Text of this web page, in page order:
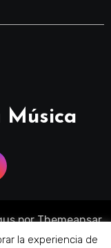
Música
porThemeansar.
Contacto
la experiencia de